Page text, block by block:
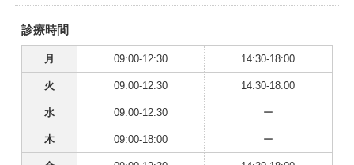
診療時間
月 09:00-12:30 14:30-18:00
火 09:00-12:30 14:30-18:00
水 09:00-12:30 ー
木 09:00-18:00 ー